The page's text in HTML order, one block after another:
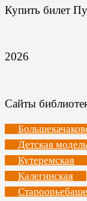
Купить билет
2026
Сайты
Детская
Кутеремская
Калегинская